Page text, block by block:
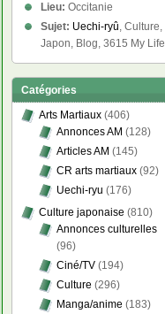
Lieu: Occitanie
Sujet: Uechi-ryû, Culture,
Japon, Blog, 3615 My Life
Catégories
Arts Martiaux (406)
Annonces AM (128)
Articles AM (145)
CR arts martiaux (92)
Uechi-ryu (176)
Culture japonaise (810)
Annonces culturelles
(96)
Ciné/TV (194)
Culture (296)
Manga/anime (183)